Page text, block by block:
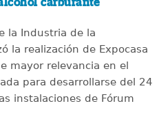
carburante
la Industria de la
la realización de Expocasa
mayor relevancia en el
para desarrollarse del 24
instalaciones de Fórum